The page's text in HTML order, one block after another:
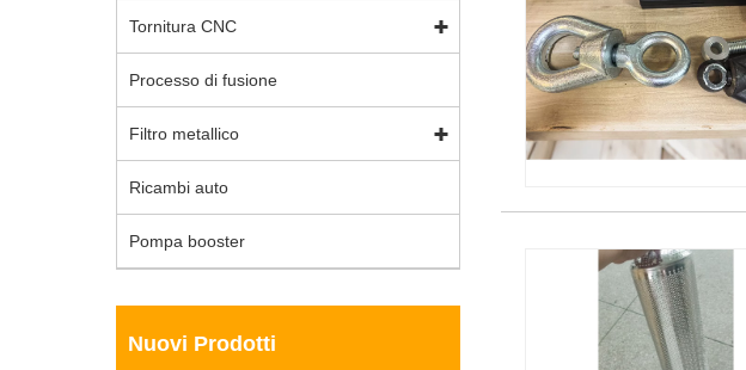
Tornitura CNC
Processo di fusione
Filtro metallico
Ricambi auto
Pompa booster
Nuovi Prodotti